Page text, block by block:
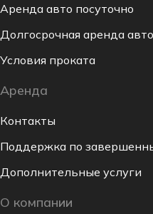
Аренда авто посуточно
Долгосрочная аренда авто
Условия проката
Аренда
Контакты
Поддержка по
Дополнительные услуги
О компании